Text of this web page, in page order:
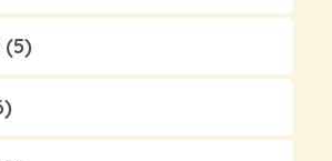
(5)